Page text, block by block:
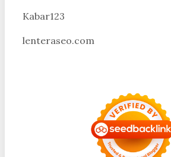
Kabar123
lenteraseo.com